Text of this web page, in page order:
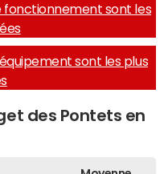
fonctionnement sont les
sont les plus
des Pontets en